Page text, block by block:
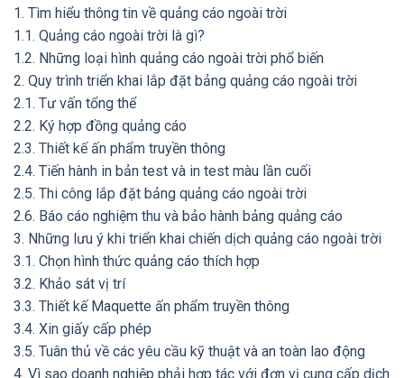
1. Tìm hiểu thông tin về quảng cáo ngoài trời
1.1. Quảng cáo ngoài trời là gì?
1.2. Những loại hình quảng cáo ngoài trời phổ biến
2. Quy trình triển khai lắp đặt bảng quảng cáo ngoài trời
2.1. Tư vấn tổng thể
2.2. Ký hợp đồng quảng cáo
2.3. Thiết kế ấn phẩm truyền thông
2.4. Tiến hành in bản test và in test màu lần cuối
2.5. Thi công lắp đặt bảng quảng cáo ngoài trời
2.6. Báo cáo nghiệm thu và bảo hành bảng quảng cáo
3. Những lưu ý khi triển khai chiến dịch quảng cáo ngoài trời
3.1. Chọn hình thức quảng cáo thích hợp
3.2. Khảo sát vị trí
3.3. Thiết kế Maquette ấn phẩm truyền thông
3.4. Xin giấy cấp phép
3.5. Tuân thủ về các yêu cầu kỹ thuật và an toàn lao động
4. Vì sao doanh nghiệp phải hợp tác với đơn vị cung cấp dịch